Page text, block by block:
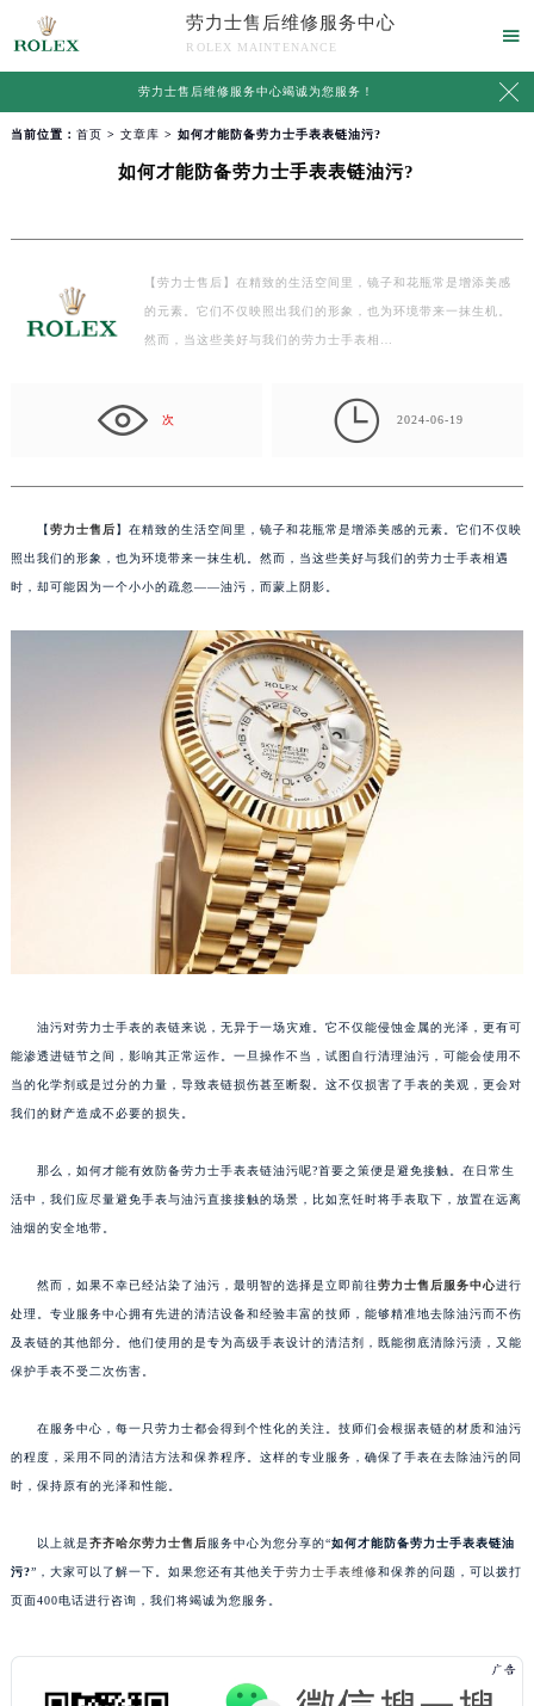
劳力士售后维修服务中心
ROLEX MAINTENANCE

劳力士售后维修服务中心竭诚为您服务！ 
当前位置： 首页 > 文章库 > 如何才能防备劳力士手表表链油污?
如何才能防备劳力士手表表链油污?
【劳力士售后】在精致的生活空间里，镜子和花瓶常是增添美感
的元素。它们不仅映照出我们的形象，也为环境带来一抹生机。
然而，当这些美好与我们的劳力士手表相…
次  2024-06-19
【劳力士售后】在精致的生活空间里，镜子和花瓶常是增添美感的元素。它们不仅映
照出我们的形象，也为环境带来一抹生机。然而，当这些美好与我们的劳力士手表相遇
时，却可能因为一个小小的疏忽——油污，而蒙上阴影。
油污对劳力士手表的表链来说，无异于一场灾难。它不仅能侵蚀金属的光泽，更有可
能渗透进链节之间，影响其正常运作。一旦操作不当，试图自行清理油污，可能会使用不
当的化学剂或是过分的力量，导致表链损伤甚至断裂。这不仅损害了手表的美观，更会对
我们的财产造成不必要的损失。
那么，如何才能有效防备劳力士手表表链油污呢?首要之策便是避免接触。在日常生
活中，我们应尽量避免手表与油污直接接触的场景，比如烹饪时将手表取下，放置在远离
油烟的安全地带。
然而，如果不幸已经沾染了油污，最明智的选择是立即前往劳力士售后服务中心进行
处理。专业服务中心拥有先进的清洁设备和经验丰富的技师，能够精准地去除油污而不伤
及表链的其他部分。他们使用的是专为高级手表设计的清洁剂，既能彻底清除污渍，又能
保护手表不受二次伤害。
在服务中心，每一只劳力士都会得到个性化的关注。技师们会根据表链的材质和油污
的程度，采用不同的清洁方法和保养程序。这样的专业服务，确保了手表在去除油污的同
时，保持原有的光泽和性能。
以上就是齐齐哈尔劳力士售后服务中心为您分享的“如何才能防备劳力士手表表链油
污?”，大家可以了解一下。如果您还有其他关于劳力士手表维修和保养的问题，可以拨打
页面400电话进行咨询，我们将竭诚为您服务。